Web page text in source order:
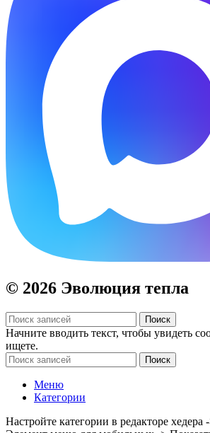
© 2026 Эволюция тепла
Поиск
Начните вводить текст, чтобы увидеть
ищете.
Поиск
Меню
Категории
Настройте категории в редакторе